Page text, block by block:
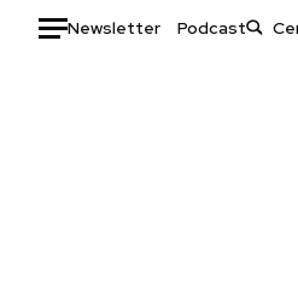
Newsletter Podcast